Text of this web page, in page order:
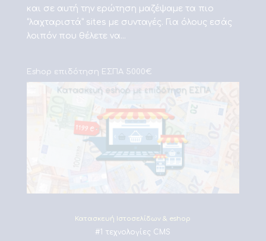
και σε αυτή την ερώτηση μαζέψαμε τα πιο
“λαχταριστά” sites με συνταγές. Για όλους εσάς
λοιπόν που θέλετε να...
Eshop επιδότηση ΕΣΠΑ 5000€
Κατασκευή Ιστοσελίδων & eshop
#1 τεχνολογίες CMS